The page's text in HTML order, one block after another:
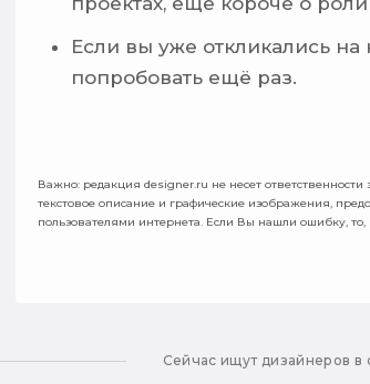
Если вы уже откликались
попробовать ещё раз.
Важно: pедакция designer.ru не несет
текстовое описание и графические изображения,
пользователями интернета. Если Вы нашли ошибку, то,
Сейчас ищут дизайнеров в